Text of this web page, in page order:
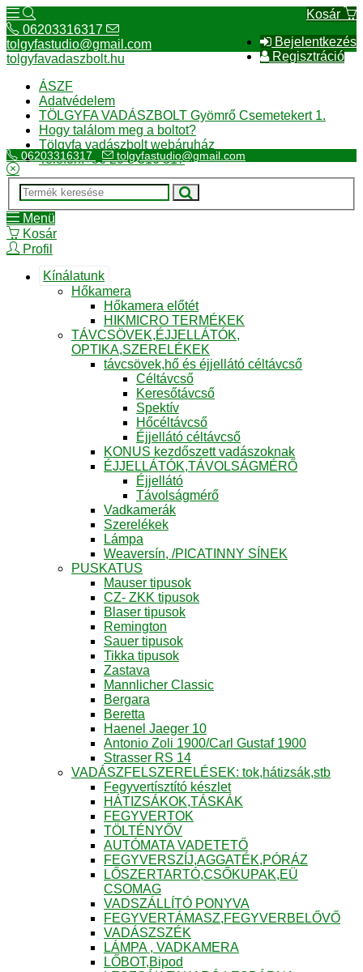
Kosár
Bejelentkezés
Regisztráció
06203316317
tolgyfastudio@gmail.com
tolgyfavadaszbolt.hu
ÁSZF
Adatvédelem
TÖLGYFA VADÁSZBOLT Gyömrő Csemetekert 1.
Hogy találom meg a boltot?
Tölgyfa vadászbolt webáruház
Telefon:+36 20 3 316 317
06203316317 tolgyfastudio@gmail.com
Menü
Kosár
Profil
Kínálatunk
Hőkamera
Hőkamera előtét
HIKMICRO TERMÉKEK
TÁVCSÖVEK,ÉJJELLÁTÓK,
OPTIKA,SZERELÉKEK
távcsövek,hő és éjjellátó céltávcső
Céltávcső
Keresőtávcső
Spektív
Hőcéltávcső
Éjjellátó céltávcső
KONUS kezdőszett vadászoknak
ÉJJELLÁTÓK,TÁVOLSÁGMÉRŐ
Éjjellátó
Távolságmérő
Vadkamerák
Szerelékek
Lámpa
Weaversín, /PICATINNY SÍNEK
PUSKATUS
Mauser tipusok
CZ- ZKK tipusok
Blaser tipusok
Remington
Sauer tipusok
Tikka tipusok
Zastava
Mannlicher Classic
Bergara
Beretta
Haenel Jaeger 10
Antonio Zoli 1900/Carl Gustaf 1900
Strasser RS 14
VADÁSZFELSZERELÉSEK: tok,hátizsák,stb
Fegyvertísztító készlet
HÁTIZSÁKOK,TÁSKÁK
FEGYVERTOK
TÖLTÉNYŐV
AUTÓMATA VADETETŐ
FEGYVERSZÍJ,AGGATÉK,PÓRÁZ
LŐSZERTARTÓ,CSŐKUPAK,EÜ
CSOMAG
VADSZÁLLÍTÓ PONYVA
FEGYVERTÁMASZ,FEGYVERBELŐVŐ
VADÁSZSZÉK
LÁMPA , VADKAMERA
LŐBOT,Bipod